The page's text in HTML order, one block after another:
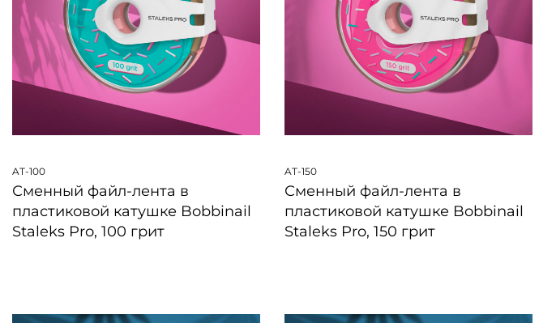
AT-100
Сменный файл-лента в
пластиковой катушке Bobbinail
Staleks Pro, 100 грит
AT-150
Сменный файл-лента в
пластиковой катушке Bobbinail
Staleks Pro, 150 грит